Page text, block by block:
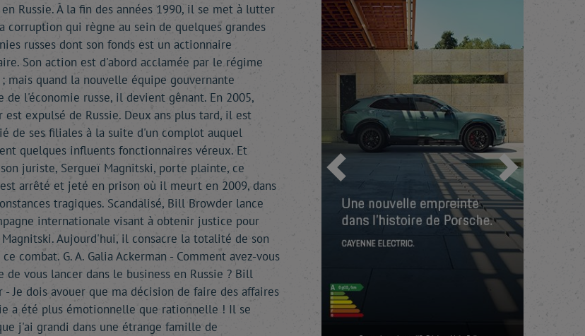
Russie. À la fin des années 1990, il se met à lutter
corruption qui règne au sein de quelques grandes
russes dont son fonds est un actionnaire
Son action est d'abord acclamée par le régime
mais quand la nouvelle équipe gouvernante
de l'économie russe, il devient gênant. En 2005,
est expulsé de Russie. Deux ans plus tard, il est
de ses filiales à la suite d'un complot auquel
quelques influents fonctionnaires véreux. Et
juriste, Sergueï Magnitski, porte plainte, ce
arrêté et jeté en prison où il meurt en 2009, dans
tragiques. Scandalisé, Bill Browder lance
internationale visant à obtenir justice pour
Aujourd'hui, il consacre la totalité de son
combat. G. A. Galia Ackerman - Comment avez-vous
de vous lancer dans le business en Russie ? Bill
- Je dois avouer que ma décision de faire des affaires
a été plus émotionnelle que rationnelle ! Il se
j'ai grandi dans une étrange famille de
Précédent Suivant